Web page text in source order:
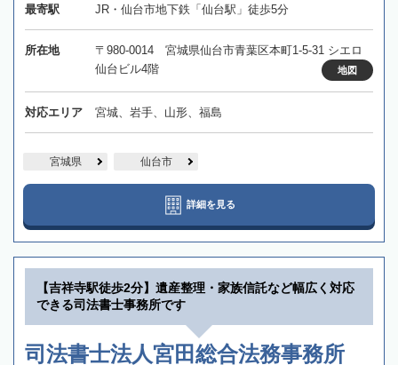
最寄駅 JR・仙台市地下鉄「仙台駅」徒歩5分
所在地
〒980-0014 宮城県仙台市青葉区本町1-5-31 シエロ
仙台ビル4階
地図
対応エリア 宮城、岩手、山形、福島
宮城県 仙台市
詳細を見る
【吉祥寺駅徒歩2分】遺産整理・家族信託など幅広く対応
できる司法書士事務所です
司法書士法人宮田総合法務事務所